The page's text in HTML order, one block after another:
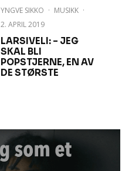
YNGVE SIKKO · MUSIKK ·
2. APRIL 2019
LARSIVELI: – JEG
SKAL BLI
POPSTJERNE, EN AV
DE STØRSTE